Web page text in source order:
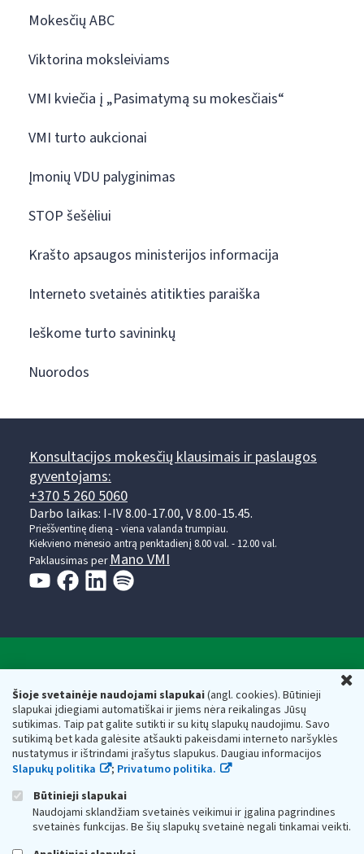
Šioje svetainėje naudojami slapukai(angl. cookies). Būtinieji
slapukai įdiegiami automatiškai ir jiems nėra reikalingas Jūsų
sutikimas. Taip pat galite sutikti ir su kitų slapukų naudojimu. Savo
sutikimą bet kada galėsite atšaukti pakeisdami interneto naršyklės
nustatymus ir ištrindami įrašytus slapukus. Daugiau informacijos
Slapukų politika
; Privatumo politika.
Būtinieji slapukai
Naudojami sklandžiam svetainės veikimui ir įgalina pagrindines
svetainės funkcijas. Be šių slapukų svetainė negali tinkamai veikti.
Mokesčių ABC
Viktorina moksleiviams
VMI kviečia į „Pasimatymą su mokesčiais“
VMI turto aukcionai
Įmonių VDU palyginimas
STOP šešėliui
Krašto apsaugos ministerijos informacija
Interneto svetainės atitikties paraiška
Ieškome turto savininkų
Nuorodos
Konsultacijos mokesčių klausimais ir paslaugos
gyventojams:
+370 5 260 5060
Darbo laikas: I-IV 8.00-17.00, V 8.00-15.45.
Prieššventinę dieną - viena valanda trumpiau.
Kiekvieno mėnesio antrą penktadienį 8.00 val. - 12.00 val.
Paklausimas per Mano VMI
Respublikos finansų ministerijos
Biudžetinė įstaiga. Juridinio asmens kodas — 188659752,
adresas: Vasario 16-osios g. 14, 01107 Vilnius, Lietuva, el.paštas:
vmi@vmi.lt, E. pristatymo dėžutės adresas 188659752
Duomenys apie Valstybinę mokesčių inspekciją prie Lietuvos
Respublikos finansų ministerijos kaupiami ir saugomi Juridinių